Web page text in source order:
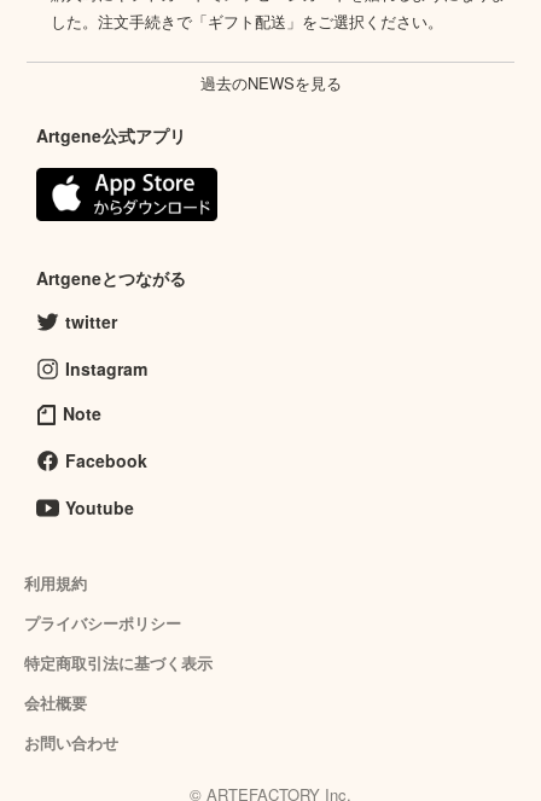
した。注文手続きで「ギフト配送」をご選択ください。
過去のNEWSを見る
Artgene公式アプリ
Artgeneとつながる
twitter
Instagram
Note
Facebook
Youtube
利用規約
プライバシーポリシー
特定商取引法に基づく表示
会社概要
お問い合わせ
© ARTEFACTORY Inc.